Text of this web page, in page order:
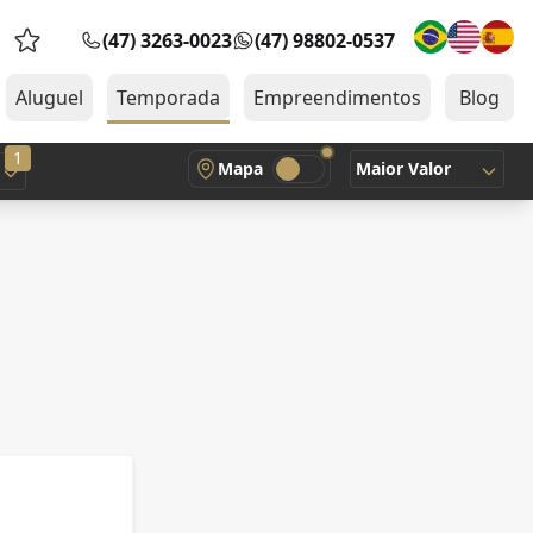
Favoritos (0 itens)
(47) 3263-0023 (47) 98802-0537
Aluguel Temporada Empreendimentos Blog
1 Mapa Maior Valor